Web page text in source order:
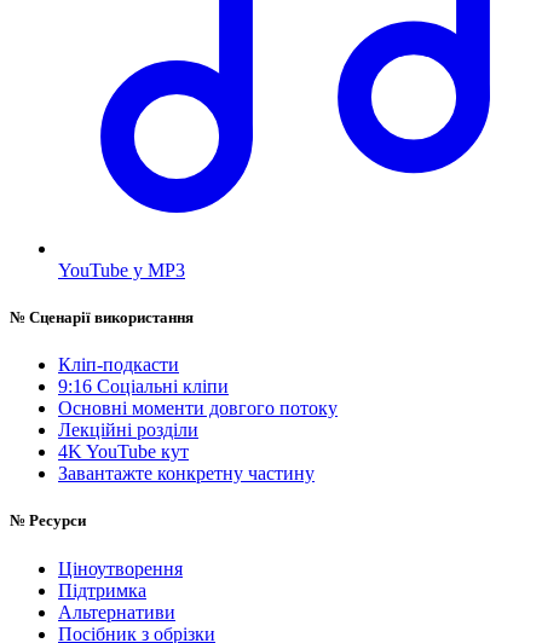
YouTube у MP3
№ Сценарії використання
Кліп-подкасти
9:16 Соціальні кліпи
Основні моменти довгого потоку
Лекційні розділи
4K YouTube кут
Завантажте конкретну частину
№ Ресурси
Ціноутворення
Підтримка
Альтернативи
Посібник з обрізки